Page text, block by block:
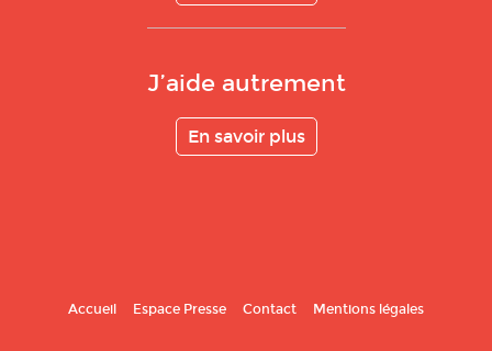
J’aide autrement
En savoir plus
Accueil Espace Presse Contact Mentions légales